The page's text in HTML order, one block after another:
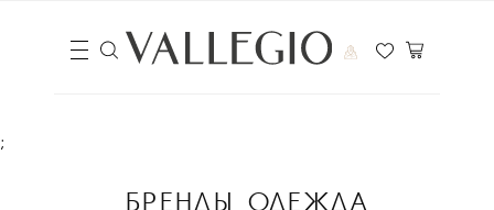
;
БРЕНДЫ ОДЕЖДА